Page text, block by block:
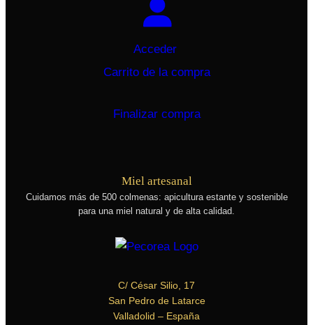
Acceder
Carrito de la compra
Finalizar compra
Miel artesanal
Cuidamos más de 500 colmenas: apicultura estante y sostenible
para una miel natural y de alta calidad.
C/ César Silio, 17
San Pedro de Latarce
Valladolid – España